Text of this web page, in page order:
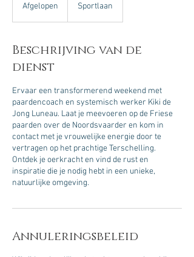
Afgelopen
l
e
n
Sportlaan
Beschrijving van de
dienst
Ervaar een transformerend weekend met
paardencoach en systemisch werker Kiki de
Jong Luneau. Laat je meevoeren op de Friese
paarden over de Noordsvaarder en kom in
contact met je vrouwelijke energie door te
vertragen op het prachtige Terschelling.
Ontdek je oerkracht en vind de rust en
inspiratie die je nodig hebt in een unieke,
natuurlijke omgeving.
Annuleringsbeleid